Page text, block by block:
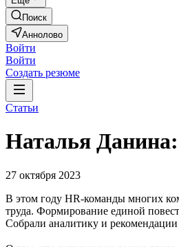
Поиск
Аннолово
Войти
Войти
Создать резюме
Статьи
Наталья
27 октября 2023
В этом году HR-команды многих
труда. Формирование единой
Собрали аналитику и